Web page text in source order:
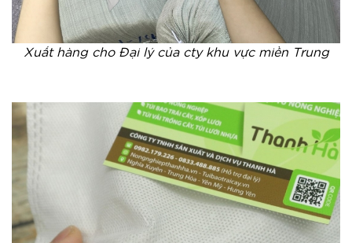
Xuất hàng cho Đại lý của cty khu vực miền Trung